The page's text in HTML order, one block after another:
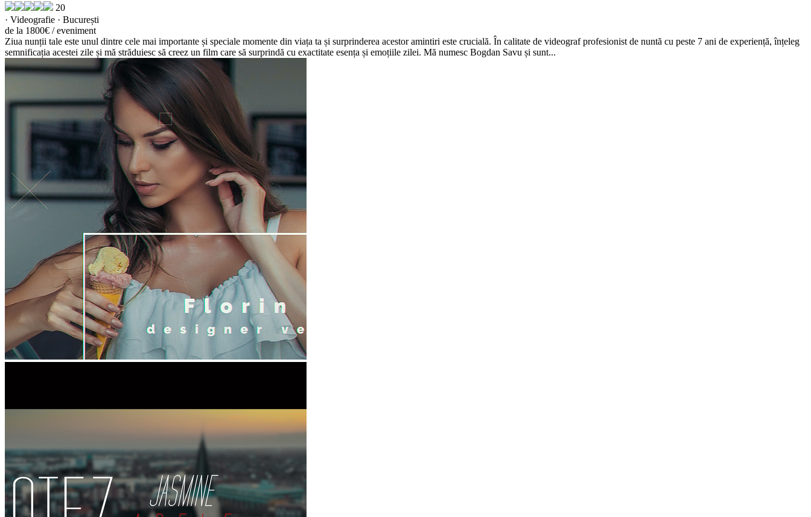
20
· Videografie · București
de la 1800€ / eveniment
Ziua nunții tale este unul dintre cele mai importante și speciale momente din viața ta și surprinderea acestor amintiri este crucială. În calitate de videograf profesionist de nuntă cu peste 7 ani de experiență, înțeleg
semnificația acestei zile și mă străduiesc să creez un film care să surprindă cu exactitate esența și emoțiile zilei. Mă numesc Bogdan Savu și sunt...